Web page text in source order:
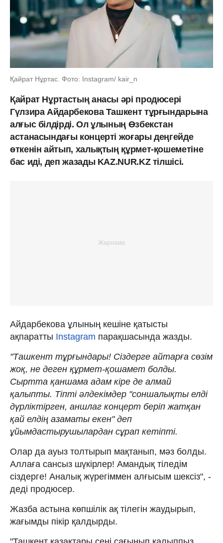
Қайрат Нұртас. Фото: Instagram/ kair_n
Қайрат Нұртастың анасы әрі продюсері
Гүлзира Айдарбекова Ташкент тұрғындарына
алғыс білдірді. Ол ұлының Өзбекстан
астанасындағы концерті жоғары деңгейде
өткенін айтып, халықтың құрмет-қошеметіне
бас иді, деп жазады KAZ.NUR.KZ тілшісі.
Айдарбекова ұлының кешіне қатысты
ақпаратты Instagram парақшасында жазды.
"Ташкент тұрғындары! Сіздерге айтарға сөзім
жоқ, не деген құрмет-қошамет болды.
Сыртта қаншама адам кіре де алмай
қалыпты. Тіпті әлдекімдер "соншалықты елді
дүрліктірген, аншлаг концерт беріп жатқан
қай елдің азаматы екен" деп
ұйымдастырушылардан сұрап кетіпті.
Олар да ауыз толтырып мақтанып, мәз болды.
Аллаға сансыз шүкірлер! Амандық тіледім
сіздерге! Аналық жүрегіммен алғысым шексіз", -
деді продюсер.
Жазба астына көпшілік ақ тілегін жаудырып,
жағымды пікір қалдырды.